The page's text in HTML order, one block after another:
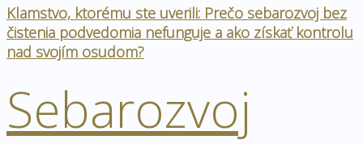
Klamstvo, ktorému ste uverili: Prečo sebarozvoj bez
čistenia podvedomia nefunguje a ako získať kontrolu
nad svojím osudom?
Sebarozvoj